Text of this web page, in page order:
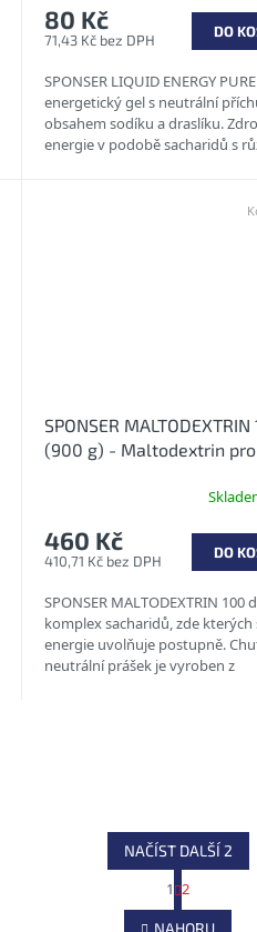
71,43 Kč bez DPH
80 Kč DO
SPONSER LIQUID ENERGY
energetický gel s neutrální
obsahem sodíku a draslíku.
energie v podobě sacharidů s
SPONSER MALTODEXTRIN
(900 g) - Maltodextrin pro
410,71 Kč bez DPH
460 Kč DO
SPONSER MALTODEXTRIN 100
komplex sacharidů, zde kterých
energie uvolňuje postupně.
neutrální prášek je vyroben z
O
v
NAČÍST DALŠÍ 2
t
r
1 2
NAHORU